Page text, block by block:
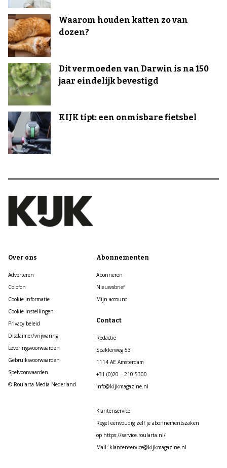
Waarom houden katten zo van
dozen?
Dit vermoeden van Darwin is na 150
jaar eindelijk bevestigd
KIJK tipt: een onmisbare fietsbel
Over ons
Adverteren
Colofon
Cookie informatie
Cookie Instellingen
Privacy beleid
Disclaimer/vrijwaring
Leveringsvoorwaarden
Gebruiksvoorwaarden
Spelvoorwaarden
© Roularta Media Nederland
Abonnementen
Abonneren
Nieuwsbrief
Mijn account
Contact
Redactie
Spaklerweg 53
1114 AE Amsterdam
+31 (0)20 – 210 5300
info@kijkmagazine.nl
Klantenservice
Regel eenvoudig zelf je abonnementszaken
op https://service.roularta.nl/
Mail: klantenservice@kijkmagazine.nl